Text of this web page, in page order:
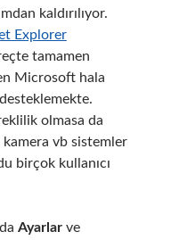
kaldırılıyor.
Explorer
tamamen
Microsoft hala
olmasa da
vb sistemler
birçok kullanıcı
Ayarlarve